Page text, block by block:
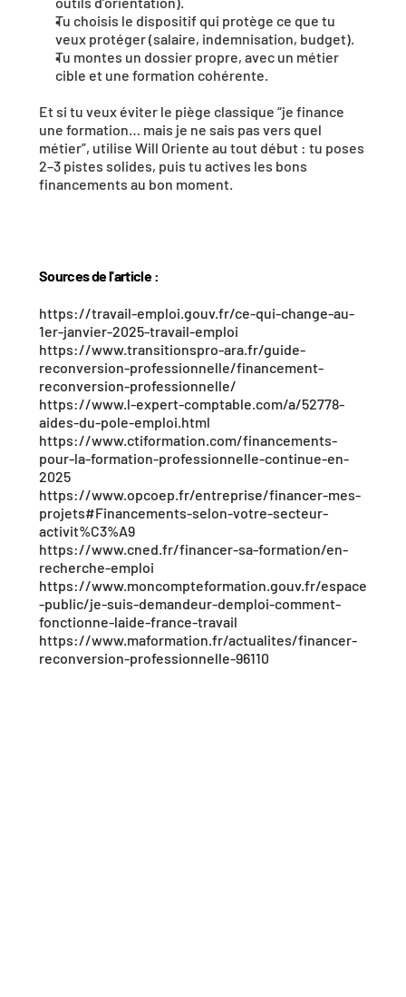
Tu choisis le dispositif qui protège ce que tu
veux protéger (salaire, indemnisation, budget).
Tu montes un dossier propre, avec un métier
cible et une formation cohérente.
Et si tu veux éviter le piège classique “je finance
une formation… mais je ne sais pas vers quel
métier”, utilise Will Oriente au tout début : tu poses
2–3 pistes solides, puis tu actives les bons
financements au bon moment.
Sources de l'article :
https://travail-emploi.gouv.fr/ce-qui-change-au-
1er-janvier-2025-travail-emploi
https://www.transitionspro-ara.fr/guide-
reconversion-professionnelle/financement-
reconversion-professionnelle/
https://www.l-expert-comptable.com/a/52778-
aides-du-pole-emploi.html
https://www.ctiformation.com/financements-
pour-la-formation-professionnelle-continue-en-
2025
https://www.opcoep.fr/entreprise/financer-mes-
projets#Financements-selon-votre-secteur-
activit%C3%A9
https://www.cned.fr/financer-sa-formation/en-
recherche-emploi
https://www.moncompteformation.gouv.fr/espace
-public/je-suis-demandeur-demploi-comment-
fonctionne-laide-france-travail
https://www.maformation.fr/actualites/financer-
reconversion-professionnelle-96110